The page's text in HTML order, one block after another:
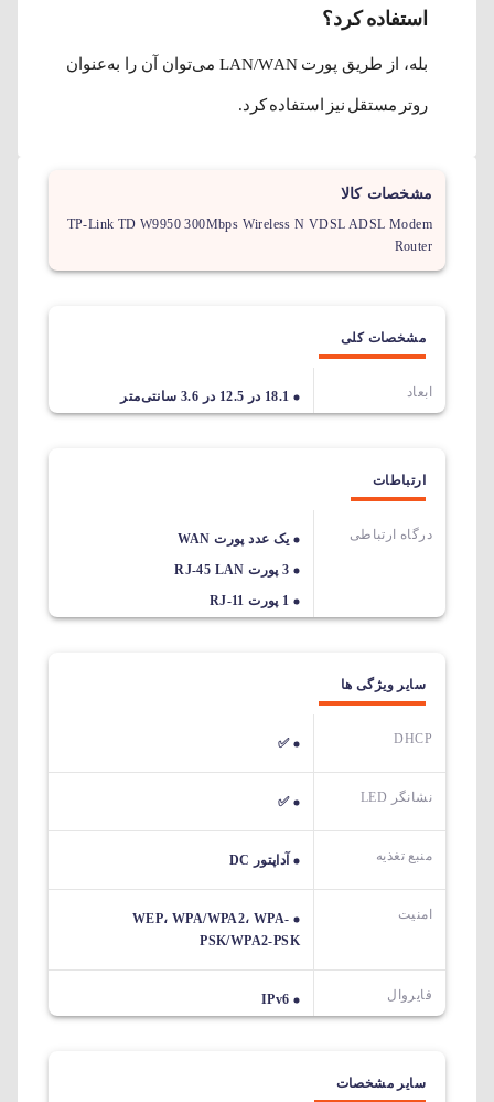
استفاده کرد؟
بله، از طریق پورت LAN/WAN می‌توان آن را به‌عنوان
روتر مستقل نیز استفاده کرد.
مشخصات کالا
TP-Link TD W9950 300Mbps Wireless N VDSL ADSL Modem
Router
مشخصات کلی
ابعاد 18.1 در 12.5 در 3.6 سانتی‌متر
ارتباطات
درگاه ارتباطی
یک عدد پورت WAN
3 پورت RJ-45 LAN
1 پورت RJ-11
سایر ویژگی ها
DHCP
✅
نشانگر LED ✅
منبع تغذیه آداپتور DC
امنیت
WEP، WPA/WPA2، WPA-
PSK/WPA2-PSK
فایروال IPv6
سایر مشخصات